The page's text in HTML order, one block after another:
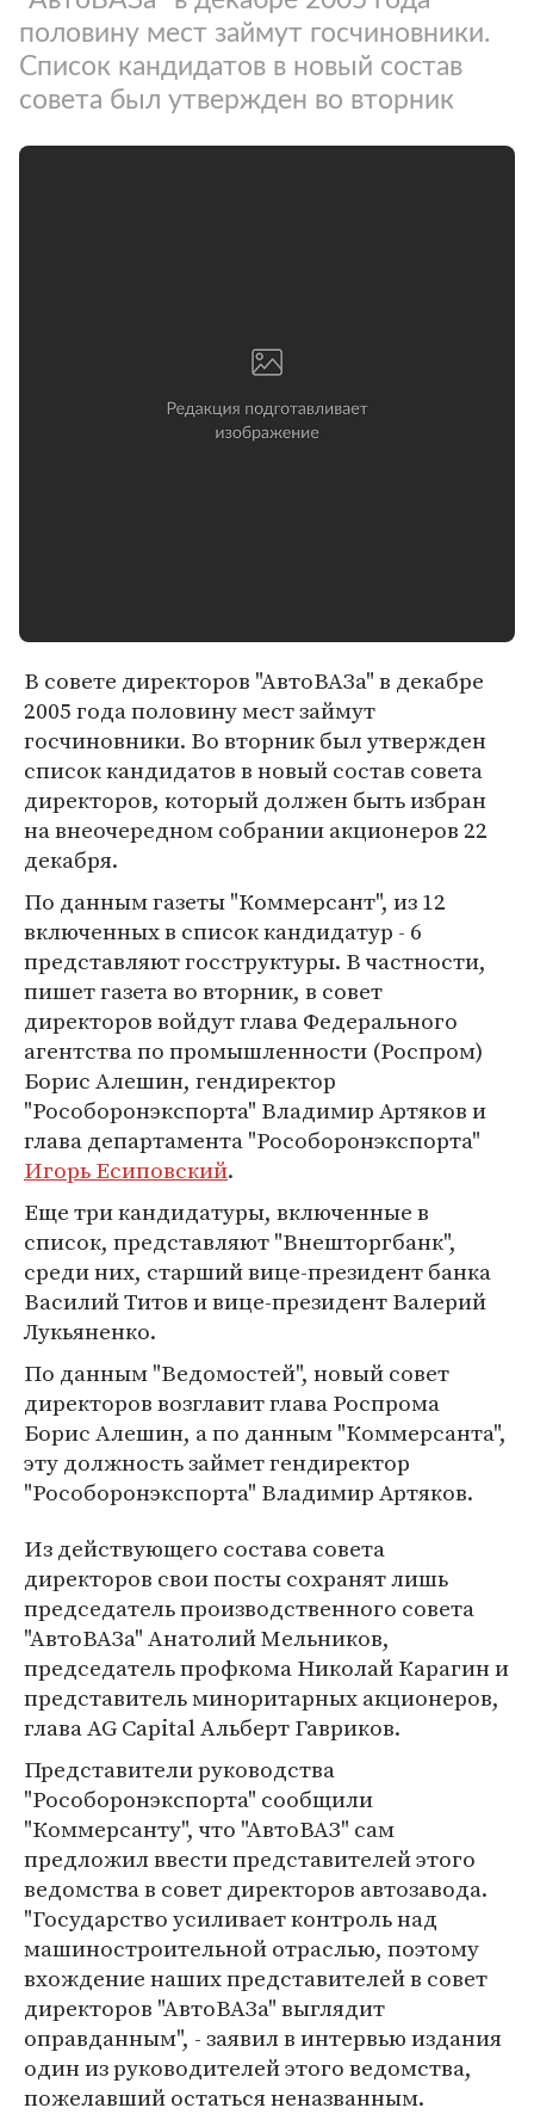
половину мест займут госчиновники.
Список кандидатов в новый состав
совета был утвержден во вторник
В совете директоров "АвтоВАЗа" в декабре
2005 года половину мест займут
госчиновники. Во вторник был утвержден
список кандидатов в новый состав совета
директоров, который должен быть избран
на внеочередном собрании акционеров 22
декабря.
По данным газеты "Коммерсант", из 12
включенных в список кандидатур - 6
представляют госструктуры. В частности,
пишет газета во вторник, в совет
директоров войдут глава Федерального
агентства по промышленности (Роспром)
Борис Алешин, гендиректор
"Рособоронэкспорта" Владимир Артяков и
глава департамента "Рособоронэкспорта"
Игорь Есиповский.
Еще три кандидатуры, включенные в
список, представляют "Внешторгбанк",
среди них, старший вице-президент банка
Василий Титов и вице-президент Валерий
Лукьяненко.
По данным "Ведомостей", новый совет
директоров возглавит глава Роспрома
Борис Алешин, а по данным "Коммерсанта",
эту должность займет гендиректор
"Рособоронэкспорта" Владимир Артяков.
Из действующего состава совета
директоров свои посты сохранят лишь
председатель производственного совета
"АвтоВАЗа" Анатолий Мельников,
председатель профкома Николай Карагин и
представитель миноритарных акционеров,
глава AG Capital Альберт Гавриков.
Представители руководства
"Рособоронэкспорта" сообщили
"Коммерсанту", что "АвтоВАЗ" сам
предложил ввести представителей этого
ведомства в совет директоров автозавода.
"Государство усиливает контроль над
машиностроительной отраслью, поэтому
вхождение наших представителей в совет
директоров "АвтоВАЗа" выглядит
оправданным", - заявил в интервью издания
один из руководителей этого ведомства,
пожелавший остаться неназванным.